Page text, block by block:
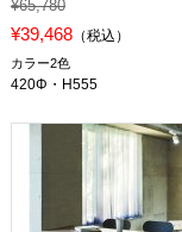
¥65,780
¥39,468（税込）
カラー2色
420Φ・H555